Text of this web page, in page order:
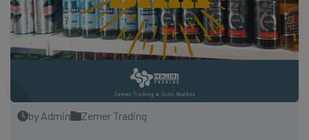
by Admin Zemer Trading